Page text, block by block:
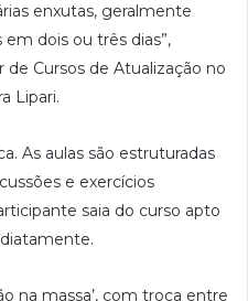
enxutas, geralmente
em dois ou três dias”,
Cursos de Atualização no
Lipari.
As aulas são estruturadas
e exercícios
saia do curso apto
na massa’, com troca entre